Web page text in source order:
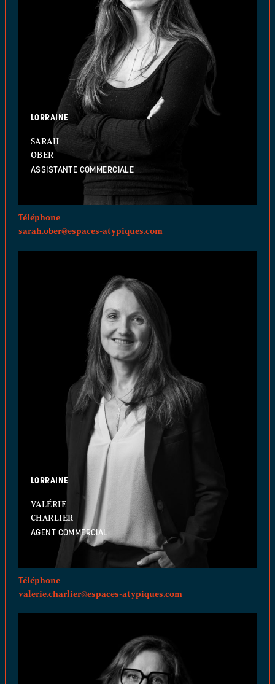
LORRAINE
SARAH
OBER
ASSISTANTE COMMERCIALE
Téléphone
sarah.ober@espaces-atypiques.com
LORRAINE
VALÉRIE
CHARLIER
AGENT COMMERCIAL
Téléphone
valerie.charlier@espaces-atypiques.com